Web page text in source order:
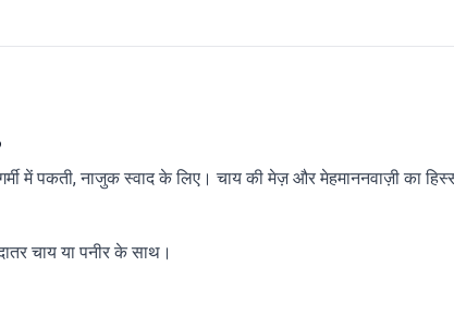
में पकती, नाजुक स्वाद के लिए। चाय की मेज़ और मेहमाननवाज़ी का
चाय या पनीर के साथ।